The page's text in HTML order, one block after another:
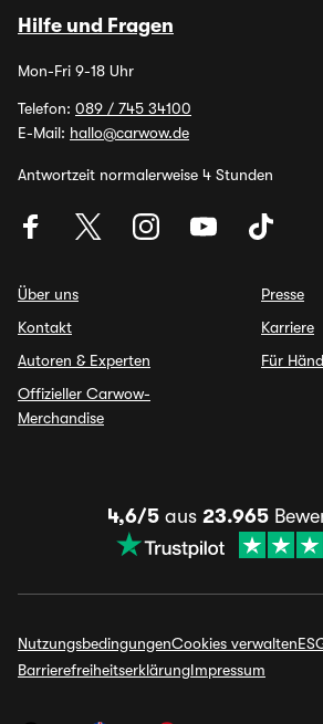
Hilfe und Fragen
Mon-Fri 9-18 Uhr
Telefon: 089 / 745 34100
E-Mail: hallo@carwow.de
Antwortzeit normalerweise 4 Stunden
Über uns
Kontakt
Autoren & Experten
Offizieller Carwow-
Merchandise
Presse
Karriere
Für
4,6/5 aus 23.965
NutzungsbedingungenCookies verwalten
BarrierefreiheitserklärungImpressum